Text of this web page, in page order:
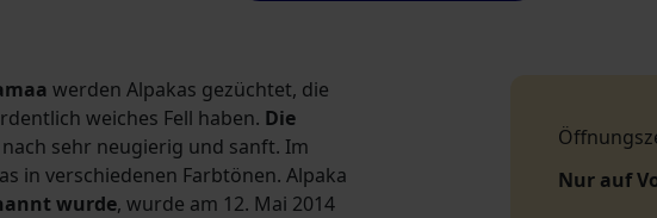
werden Alpakas gezüchtet, die
weiches Fell haben. Die
sehr neugierig und sanft. Im
in verschiedenen Farbtönen. Alpaka
wurde, wurde am 12. Mai 2014
Nur auf